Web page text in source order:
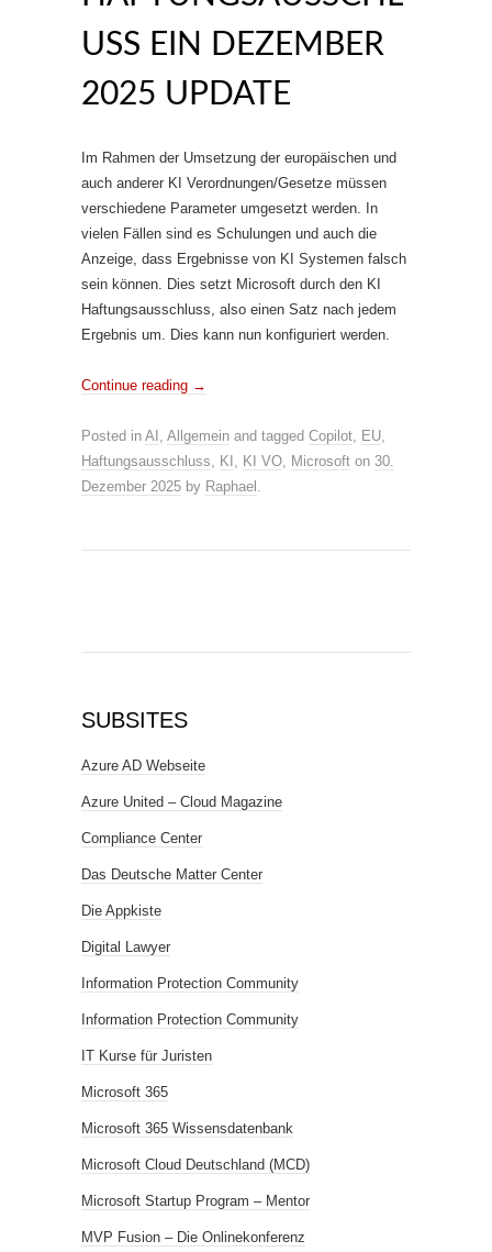
USS EIN DEZEMBER
2025 UPDATE
Im Rahmen der Umsetzung der europäischen und
auch anderer KI Verordnungen/Gesetze müssen
verschiedene Parameter umgesetzt werden. In
vielen Fällen sind es Schulungen und auch die
Anzeige, dass Ergebnisse von KI Systemen falsch
sein können. Dies setzt Microsoft durch den KI
Haftungsausschluss, also einen Satz nach jedem
Ergebnis um. Dies kann nun konfiguriert werden.
Continue reading →
Posted in AI , Allgemein and tagged Copilot, EU,
Haftungsausschluss, KI , KI VO, Microsoft on 30.
Dezember 2025 by Raphael .
SUBSITES
Azure AD Webseite
Azure United – Cloud Magazine
Compliance Center
Das Deutsche Matter Center
Die Appkiste
Digital Lawyer
Information Protection Community
Information Protection Community
IT Kurse für Juristen
Microsoft 365
Microsoft 365 Wissensdatenbank
Microsoft Cloud Deutschland (MCD)
Microsoft Startup Program – Mentor
MVP Fusion – Die Onlinekonferenz